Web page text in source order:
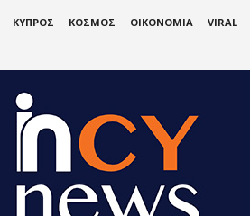
ΚΥΠΡΟΣ ΚΟΣΜΟΣ ΟΙΚΟΝΟΜΙΑ VIRAL